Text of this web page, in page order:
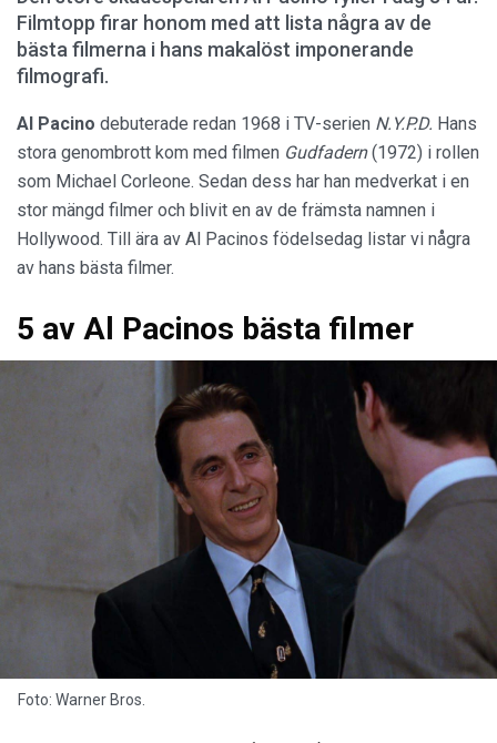
Filmtopp firar honom med att lista några av de
bästa filmerna i hans makalöst imponerande
filmografi.
Al Pacino debuterade redan 1968 i TV-serien N.Y.P.D. Hans
stora genombrott kom med filmen Gudfadern(1972) i rollen
som Michael Corleone. Sedan dess har han medverkat i en
stor mängd filmer och blivit en av de främsta namnen i
Hollywood. Till ära av Al Pacinos födelsedag listar vi några
av hans bästa filmer.
5 av Al Pacinos bästa filmer
Foto: Warner Bros.